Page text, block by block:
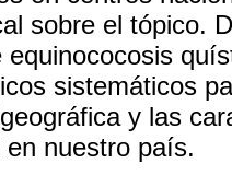
sobre el tópico.
equinococosis
sistemáticos
y las
en nuestro país.